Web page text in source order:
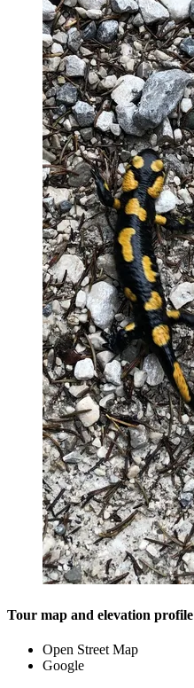
Tour map and elevation profile
Open Street Map
Google